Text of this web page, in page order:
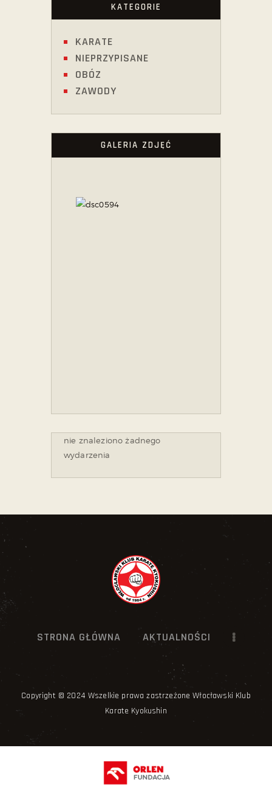
KATEGORIE
KARATE
NIEPRZYPISANE
OBÓZ
ZAWODY
GALERIA ZDJĘĆ
nie znaleziono żadnego
wydarzenia
STRONA GŁÓWNA AKTUALNOŚCI
Copyright © 2024 Wszelkie prawa zastrzeżone Włocławski Klub
Karate Kyokushin